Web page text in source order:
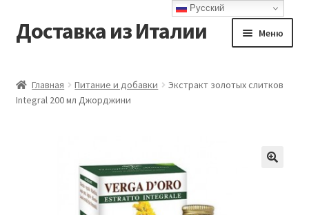
Перейти
к
Перейти
к
Доставка из Италии Меню
Доставка
Главная Питание и добавки
Экстракт золотых слитков
Integral 200 мл Джорджини
Русский